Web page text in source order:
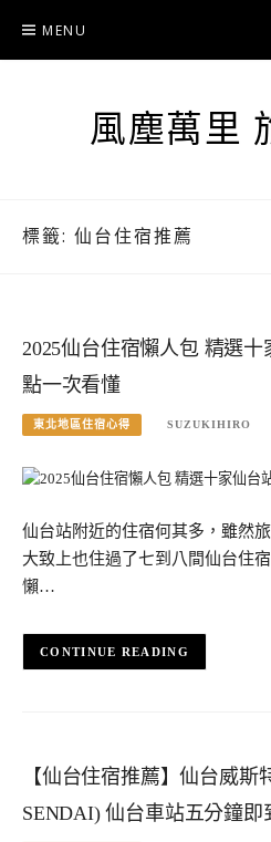
content
MENU
風塵萬里
標籤: 仙台住宿推薦
2025仙台住宿懶人包 精選
點一次看懂
東北地區住宿心得 SUZUKIHIRO
仙台站附近的住宿何其多，雖然
大致上也住過了七到八間仙台住
懶…
CONTINUE READING
【仙台住宿推薦】仙台威斯
SENDAI) 仙台車站五分鐘即